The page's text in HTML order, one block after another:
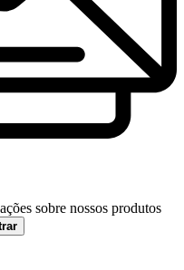
sobre nossos produtos